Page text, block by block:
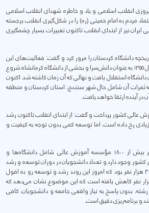
انقلاب اسلامی و یاد و خاطره شهدای انقلاب اسلامی
مردم بە امام خمینی (ره) را در شکل‌گیری انقلاب برجسته
نیز از ابتدای انقلاب تاکنون تغییرات بسیار چشمگیری
دانشگاه کردستان را مرور کرد و گفت: فعالیت‌های این
دانشگاه از سال ۱۳۵۳ آغاز و در سال ۱۳۵۵ به عنوان دانش‌سرا و بخشی از دانشگاه کرمانشاه شروع
در سال ۱۳۷۰ به عنوان دانشگاه استقلال یافت و نهالی که آن زمان کاشته شد، اکنون
ثمرات آن شامل حال شهر سنندج، استان کردستان و منطقه
آینده ارتقا خواهد یافت.
عالی کشور پرداخت و گفت: از ابتدای انقلاب تاکنون رشد
رخ داده است، اما توسعه کمی بدون توجه به کیفیت و
واحدی بیان کرد: در حال حاضر بیش از ۱۸۰۰ مؤسسه آموزش عالی شامل دانشگاه‌ها و
وجود دارد و تعداد دانشجویان در دوران توسعە و رشد
دانشگاەها حدود ۴ میلیون و ۴۰۰ هزار نفر بود کە امروز این روند رشد و توسعه رو بە افول
و به ۳ میلیون و ۳۰۰ هزار نفر کاهش یافته است کە این موضوع نشان می‌دهد که
بدون پاسخ به نیاز واقعی جامعه و دانشجویان، کافی
و برنامه‌ریزی دقیق است.